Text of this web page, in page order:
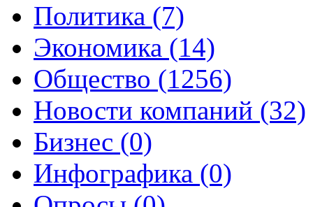
Политика (7)
Экономика (14)
Общество (1256)
Новости компаний (32)
Бизнес (0)
Инфографика (0)